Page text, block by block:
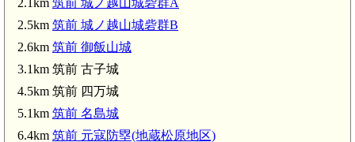
2.5km 筑前 城ノ越山城砦群B
2.6km 筑前 御飯山城
3.1km 筑前 古子城
4.5km 筑前 四万城
5.1km 筑前 名島城
6.4km 筑前 元寇防塁(地蔵松原地区)